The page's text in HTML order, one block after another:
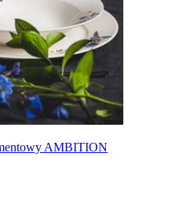
AMBITION